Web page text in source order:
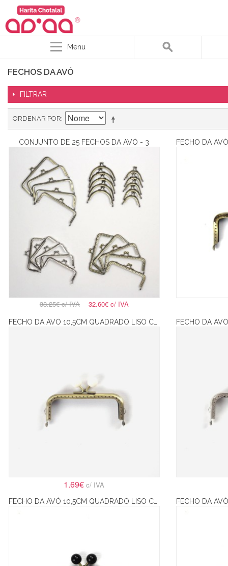
Menu
FECHOS DA AVÓ
FILTRAR
ORDENAR POR
CONJUNTO DE 25 FECHOS DA AVÓ - 3
38.25€c/ IVA 32.60€c/ IVA
1.69€c/ IVA
FECHO DA AVÓ 10,5CM QUADRADO LISO COM BOLAS PRETAS – BRONZE